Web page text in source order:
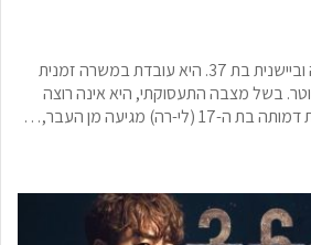
באן הא-ני היא רווקה כנועה וביישנית בת 37. היא עובדת במשרה זמנית
בשל מצבה התעסוקתי, היא אינה רוצה
רה) מגיעה מן העבר,…